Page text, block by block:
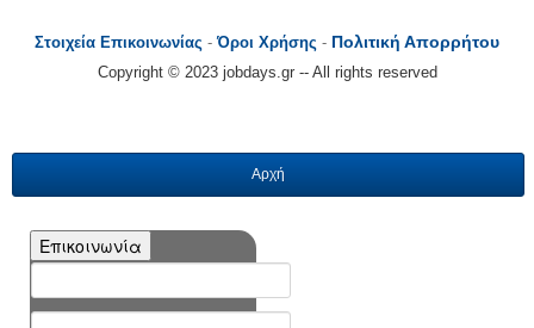
Στοιχεία Επικοινωνίας -Όροι Χρήσης - Πολιτική Απορρήτου
Copyright © 2023 jobdays.gr -- All rights reserved
Αρχή